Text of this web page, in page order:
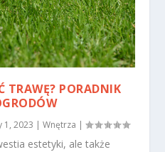
TRAWĘ? PORADNIK
1, 2023 |Wnętrza |
estetyki, ale także